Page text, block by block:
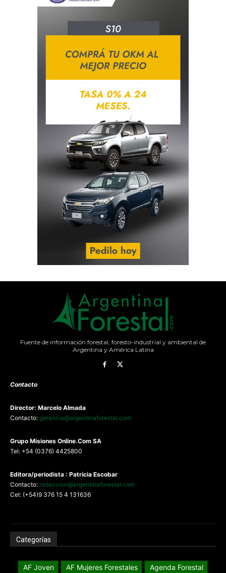
Fuente de información forestal, foresto-industrial y ambiental de
Argentina y América Latina
Contacto
Director: Marcelo Almada
Contacto: gerencia@argentinaforestal.com
Grupo Misiones Online.Com SA
Tel: +54 (0376) 4425800
Editora/periodista : Patricia Escobar
Contacto: redaccion@argentinaforestal.com
Cel: (+54)9 376 15 4 131636
Categorías
AF Joven AF Mujeres Forestales
Agenda Forestal